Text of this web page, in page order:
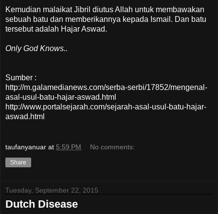
Kemudian malaikat Jibril diutus Allah untuk membawakan
sebuah batu dan memberikannya kepada Ismail. Dan batu
tersebut adalah Hajar Aswad.
Only God Knows..
Sumber :
http://m.galamedianews.com/serba-serbi/17852/mengenal-
asal-usul-batu-hajar-aswad.html
http://www.portalsejarah.com/sejarah-asal-usul-batu-hajar-
aswad.html
taufanyanuar at 5:59 PM No comments:
Share
Tuesday, September 22, 2015
Dutch Disease